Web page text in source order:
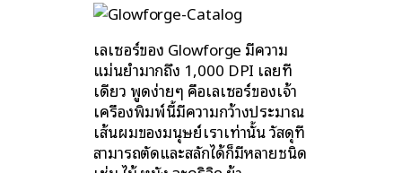
เลเซอร์ของ Glowforge มีความ
แม่นยำมากถึง 1,000 DPI เลยที
เดียว พูดง่ายๆ คือเลเซอร์ของเจ้า
เครื่องพิมพ์นี้มีความกว้างประมาณ
เส้นผมของมนุษย์เราเท่านั้น วัสดุที่
สามารถตัดและสลักได้ก็มีหลายชนิด